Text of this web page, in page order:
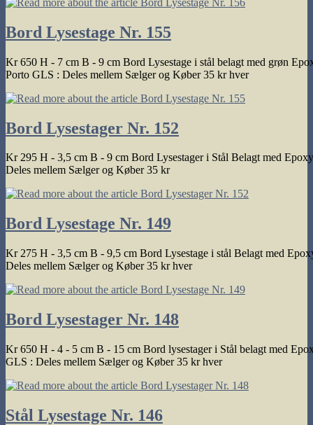
Bord Lysestage Nr. 155
Kr 650 H - 7 cm B - 9 cm Bord Lysestage i stål belagt med grøn
Porto GLS : Deles mellem Sælger og Køber 35 kr hver
Bord Lysestager Nr. 152
Kr 295 H - 3,5 cm B - 9 cm Bord Lysestager i Stål Belagt med
Deles mellem Sælger og Køber 35 kr
Bord Lysestage Nr. 149
Kr 275 H - 3,5 cm B - 9,5 cm Bord Lysestage i stål Belagt med
Deles mellem Sælger og Køber 35 kr hver
Bord Lysestager Nr. 148
Kr 650 H - 4 - 5 cm B - 15 cm Bord lysestager i Stål belagt med
GLS : Deles mellem Sælger og Køber 35 kr hver
Stål Lysestage Nr. 146